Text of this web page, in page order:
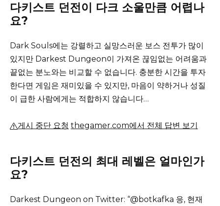
다키스트 던전이 다크 소울만큼 어렵나
요?
Dark Souls에는 강렬하고 실망스러운 보스 전투가 많이
있지만 Darkest Dungeon이 가져온 끊임없는 어려움과
끝없는 분노와는 비교할 수 없습니다. 충분한 시간을 투자
한다면 게임은 재미있을 수 있지만, 마음이 약하거나 성질
이 급한 사람에게는 적합하지 않습니다…
게시 중단 요청 thegamer.com에서 전체 답변 보기
다키스트 던전의 최대 레벨은 얼마인가
요?
Darkest Dungeon on Twitter: “@botkafka 응, 현재